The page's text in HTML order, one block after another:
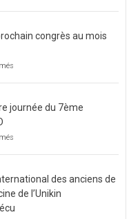
congrès au mois
prochain
de
2021
journée du 7ème
première
journée
7ème
des anciens de
de l’Unikin